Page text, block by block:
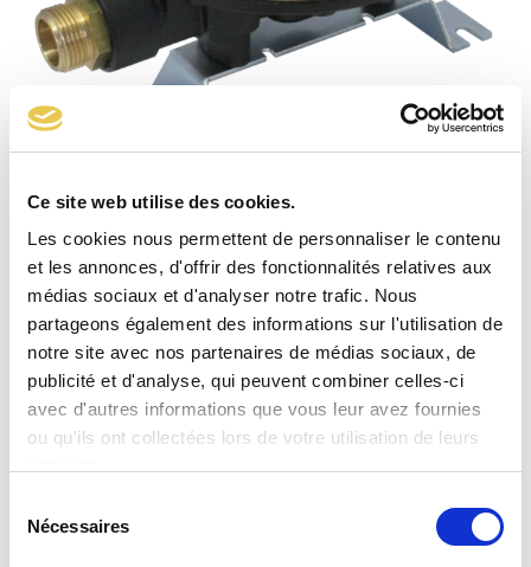
Ce site web utilise des cookies.
Les cookies nous permettent de personnaliser le contenu
et les annonces, d'offrir des fonctionnalités relatives aux
médias sociaux et d'analyser notre trafic. Nous
partageons également des informations sur l'utilisation de
notre site avec nos partenaires de médias sociaux, de
publicité et d'analyse, qui peuvent combiner celles-ci
avec d'autres informations que vous leur avez fournies
ou qu'ils ont collectées lors de votre utilisation de leurs
Nécessaires
Détendeur 437GN 20 mbar